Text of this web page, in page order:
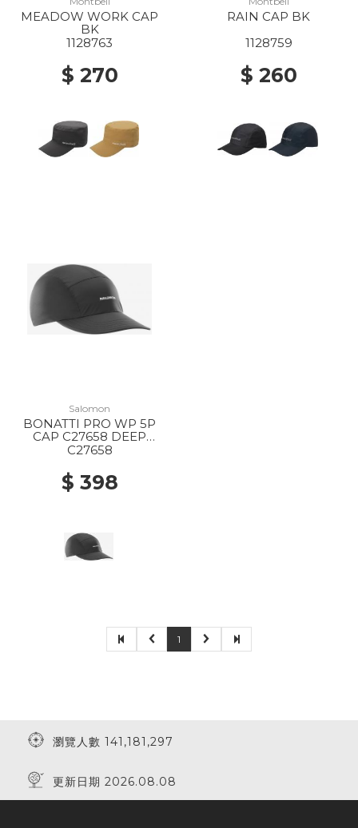
MEADOW WORK CAP
BK
1128763
$ 270
RAIN CAP BK
1128759
$ 260
Salomon
BONATTI PRO WP 5P
CAP C27658 DEEP
BLACK
C27658
$ 398
1
瀏覽人數 141,181,297
更新日期 2026.08.08